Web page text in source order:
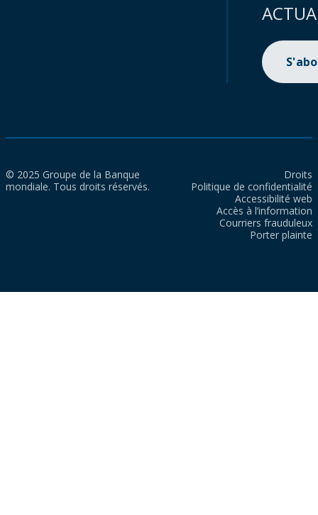
© 2025 Groupe de la Banque
mondiale. Tous droits réservés.
Droits
Politique de confidentialité
Accessibilité web
Accès à l’information
Courriers frauduleux
Porter plainte